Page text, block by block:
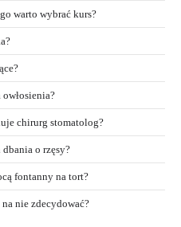
warto wybrać kurs?
chirurg stomatolog?
o rzęsy?
fontanny na tort?
nie zdecydować?